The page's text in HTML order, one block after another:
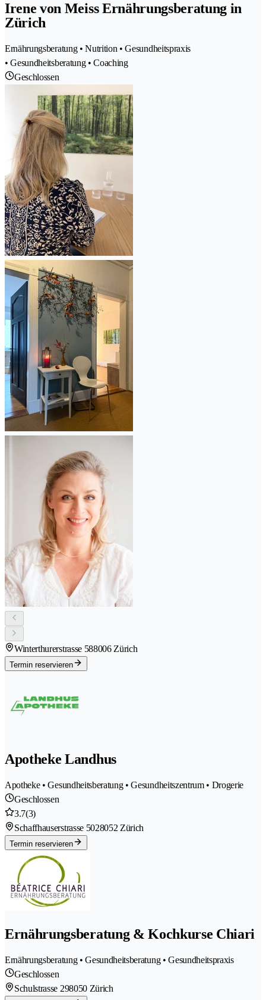
Irene von Meiss Ernährungsberatung in
Zürich
Ernährungsberatung • Nutrition • Gesundheitspraxis
• Gesundheitsberatung • Coaching
Geschlossen
Winterthurerstrasse 588006 Zürich
Termin reservieren
Apotheke Landhus
Apotheke • Gesundheitsberatung • Gesundheitszentrum • Drogerie
Geschlossen
3.7(3)
Schaffhauserstrasse 5028052 Zürich
Termin reservieren
Ernährungsberatung & Kochkurse Chiari
Ernährungsberatung • Gesundheitsberatung • Gesundheitspraxis
Geschlossen
Schulstrasse 298050 Zürich